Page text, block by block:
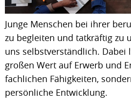
Junge Menschen bei ihrer
zu begleiten und tatkräftig zu
uns selbstverständlich.
großen Wert auf Erwerb und
fachlichen Fähigkeiten,
persönliche Entwicklung.